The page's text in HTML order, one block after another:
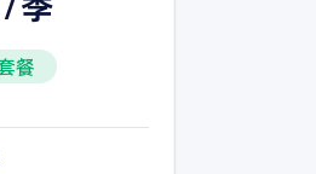
餐